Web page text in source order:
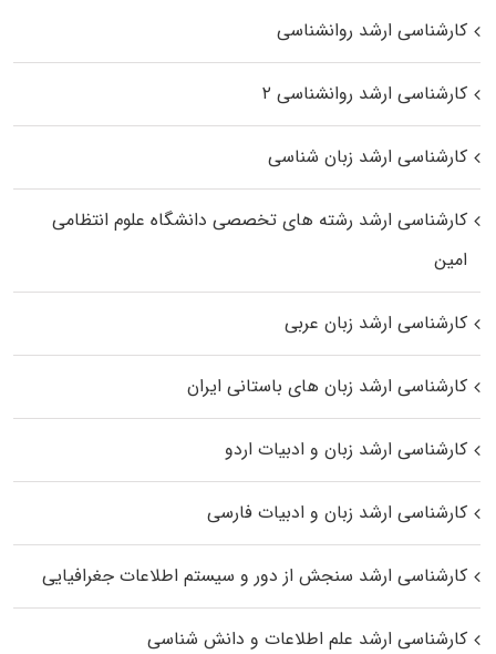
کارشناسی ارشد روانشناسی
کارشناسی ارشد روانشناسی ۲
کارشناسی ارشد زبان شناسی
کارشناسی ارشد رﺷﺘﻪ ﻫﺎی تخصصی داﻧﺸﮕﺎه ﻋﻠﻮم انتظامی
اﻣﻴﻦ
کارشناسی ارشد زبان عربی
کارشناسی ارشد زبان‌ های باستانی ایران
کارشناسی ارشد زبان و ادبیات اردو
کارشناسی ارشد زبان و ادبیات فارسی
کارشناسی ارشد سنجش از دور و سیستم اطلاعات جغرافیایی
کارشناسی ارشد علم اطلاعات و دانش شناسی